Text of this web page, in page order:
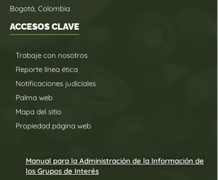
Bogotá, Colombia
ACCESOS CLAVE
Trabaje con nosotros
Reporte línea ética
Notificaciones judiciales
Palma web
Mapa del sitio
Propiedad página web
Manual para la Administración de la Información de
los Grupos de Interés